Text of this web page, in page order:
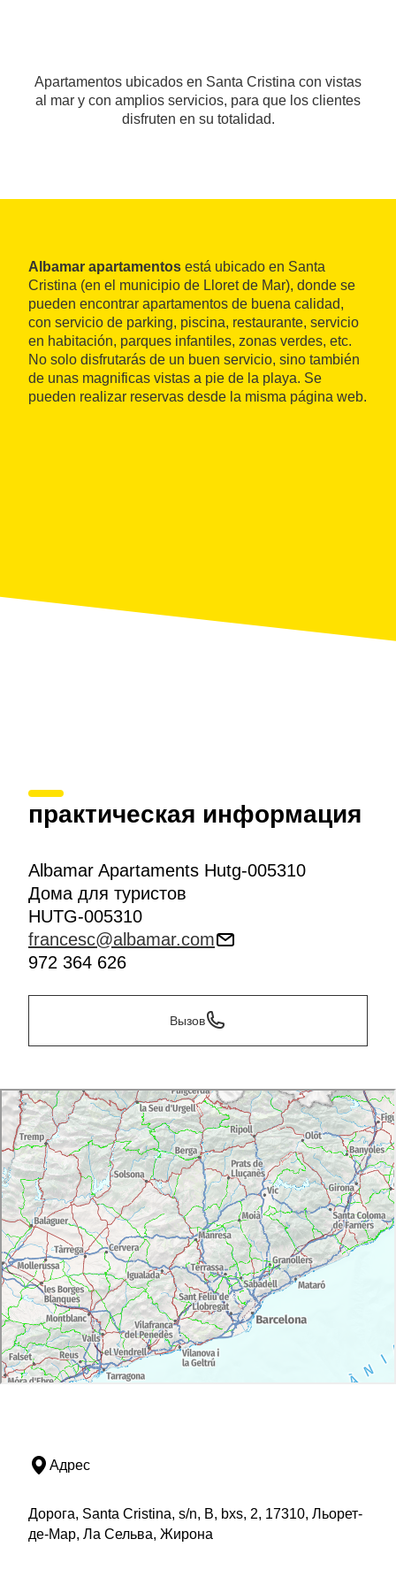
Apartamentos ubicados en Santa Cristina con vistas
al mar y con amplios servicios, para que los clientes
disfruten en su totalidad.
Albamar apartamentos está ubicado en Santa
Cristina (en el municipio de Lloret de Mar), donde se
pueden encontrar apartamentos de buena calidad,
con servicio de parking, piscina, restaurante, servicio
en habitación, parques infantiles, zonas verdes, etc.
No solo disfrutarás de un buen servicio, sino también
de unas magnificas vistas a pie de la playa. Se
pueden realizar reservas desde la misma página web.
практическая информация
Albamar Apartaments Hutg-005310
Дома для туристов
HUTG-005310
francesc@albamar.com
972 364 626
Вызов
Адрес
Дорога, Santa Cristina, s/n, B, bxs, 2, 17310, Льорет-
де-Мар, Ла Сельва, Жирона